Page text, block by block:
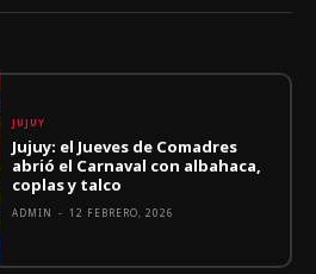
JUJUY
Jujuy: el Jueves de Comadres
abrió el Carnaval con albahaca,
coplas y talco
ADMIN - 12 FEBRERO, 2026